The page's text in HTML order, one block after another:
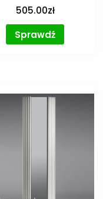
505.00zł
Sprawdź